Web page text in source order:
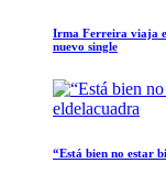
Irma Ferreira viaja
nuevo single
“Está bien no estar